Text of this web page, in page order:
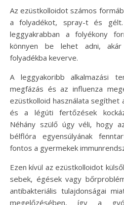
Az ezüstkolloidot számos
a folyadékot, spray-t és
leggyakrabban a folyékony
könnyen be lehet adni,
folyadékba keverve.
A leggyakoribb alkalmazási
megfázás és az influenza
ezüstkolloid használata segíthet
és a légúti fertőzések
Néhány szülő úgy véli, hogy
bélflóra egyensúlyának
fontos a gyermekek
Ezen kívül az ezüstkolloidot
sebek, égések vagy
antibakteriális tulajdonságai
megelőzésében, így a